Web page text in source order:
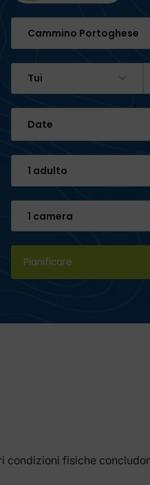
Cammino Portoghese
Tui
Date
1 adulto
1 camera
Pianificare
condizioni fisiche